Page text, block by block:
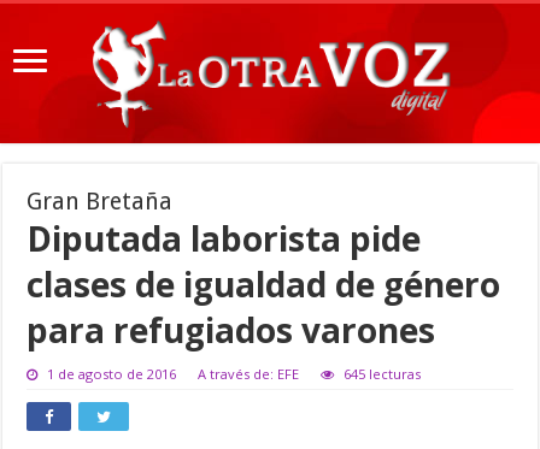
Gran Bretaña
Diputada laborista pide
clases de igualdad de género
para refugiados varones
1 de agosto de 2016 A través de: EFE 645 lecturas